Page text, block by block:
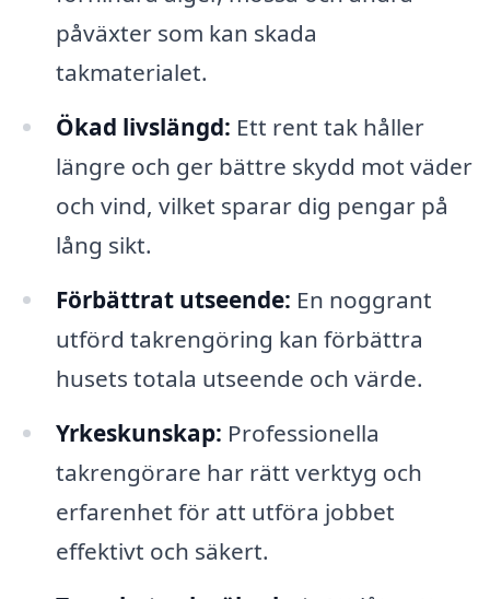
påväxter som kan skada
takmaterialet.
Ökad livslängd: Ett rent tak håller
längre och ger bättre skydd mot väder
och vind, vilket sparar dig pengar på
lång sikt.
Förbättrat utseende: En noggrant
utförd takrengöring kan förbättra
husets totala utseende och värde.
Yrkeskunskap: Professionella
takrengörare har rätt verktyg och
erfarenhet för att utföra jobbet
effektivt och säkert.